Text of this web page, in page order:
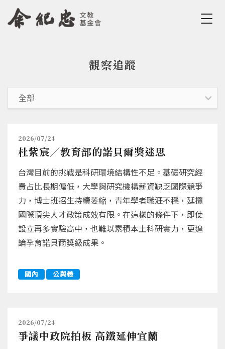
Jump to Navigation
Jump to Main content
觀察追蹤
2026/07/24
杜紫宸／教育部的諾貝爾獎迷思
台灣目前的挑戰是科研環境結構性不足。基礎研究經
費占比長期偏低，大學與研究機構薪資缺乏國際競爭
力，博士班招生持續萎縮，青年學者職涯不穩，延攬
國際頂尖人才政策成效有限。在這樣的條件下，即使
設立再多實驗高中，也難以累積本土科研實力，更遑
論孕育諾貝爾獎級成果。
國內 公與義
2026/07/24
爭議中政院拍板 高鐵延伸宜蘭